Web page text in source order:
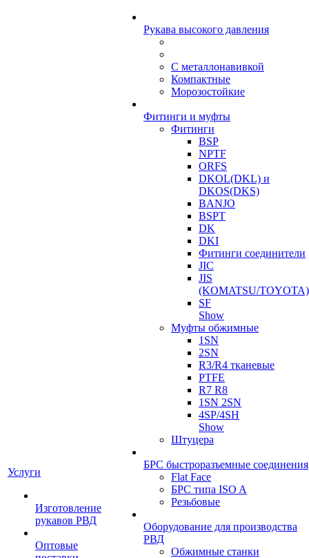
Услуги
Изготовление
рукавов РВД
Оптовые
Рукава высокого давления
С металлонавивкой
Компактные
Морозостойкие
Фитинги и муфты
Фитинги
BSP
NPTF
ORFS
DKOL(DKL) и
DKOS(DKS)
BANJO
BSPT
DK
DKI
Фитинги соединители
JIC
JIS
(KOMATSU/TOYOTA)
SF
Show
Муфты обжимные
1SN
2SN
R3/R4 тканевые
PTFE
R7 R8
1SN 2SN
4SP/4SH
Show
Штуцера
БРС быстроразъемные соединения
Flat Face
БРС типа ISO A
Резьбовые
Оборудование для производства
РВД
Обжимные станки